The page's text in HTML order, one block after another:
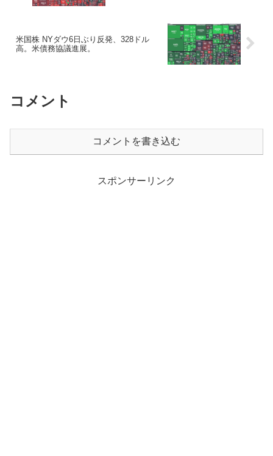
米国株 NYダウ6日ぶり反発、328ドル
高。米債務協議進展。
コメント
コメントを書き込む
スポンサーリンク